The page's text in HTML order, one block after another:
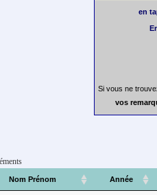
en
Si vous ne
vos
Nom Prénom Année